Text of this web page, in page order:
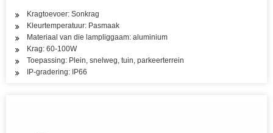
Kragtoevoer: Sonkrag
Kleurtemperatuur: Pasmaak
Materiaal van die lampliggaam: aluminium
Krag: 60-100W
Toepassing: Plein, snelweg, tuin, parkeerterrein
IP-gradering: IP66